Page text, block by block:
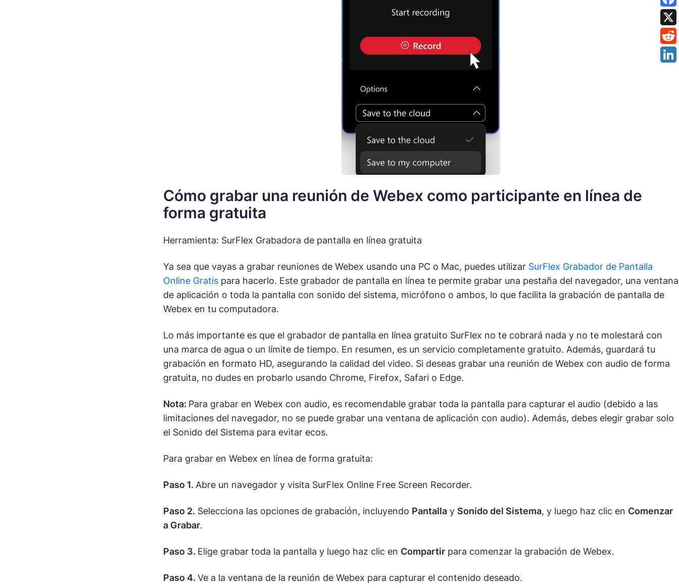
Cómo grabar una reunión de Webex como participante en línea de
forma gratuita
Herramienta: SurFlex Grabadora de pantalla en línea gratuita
Ya sea que vayas a grabar reuniones de Webex usando una PC o Mac, puedes utilizar SurFlex Grabador de Pantalla
Online Gratispara hacerlo. Este grabador de pantalla en línea te permite grabar una pestaña del navegador, una ventana
de aplicación o toda la pantalla con sonido del sistema, micrófono o ambos, lo que facilita la grabación de pantalla de
Webex en tu computadora.
Lo más importante es que el grabador de pantalla en línea gratuito SurFlex no te cobrará nada y no te molestará con
una marca de agua o un límite de tiempo. En resumen, es un servicio completamente gratuito. Además, guardará tu
grabación en formato HD, asegurando la calidad del video. Si deseas grabar una reunión de Webex con audio de forma
gratuita, no dudes en probarlo usando Chrome, Firefox, Safari o Edge.
Nota: Para grabar en Webex con audio, es recomendable grabar toda la pantalla para capturar el audio (debido a las
limitaciones del navegador, no se puede grabar una ventana de aplicación con audio). Además, debes elegir grabar solo
el Sonido del Sistema para evitar ecos.
Para grabar en Webex en línea de forma gratuita:
Paso 1. Abre un navegador y visita SurFlex Online Free Screen Recorder.
Paso 2. Selecciona las opciones de grabación, incluyendo Pantallay Sonido del Sistema, y luego haz clic en Comenzar
a Grabar.
Paso 3. Elige grabar toda la pantalla y luego haz clic en Compartirpara comenzar la grabación de Webex.
Paso 4. Ve a la ventana de la reunión de Webex para capturar el contenido deseado.